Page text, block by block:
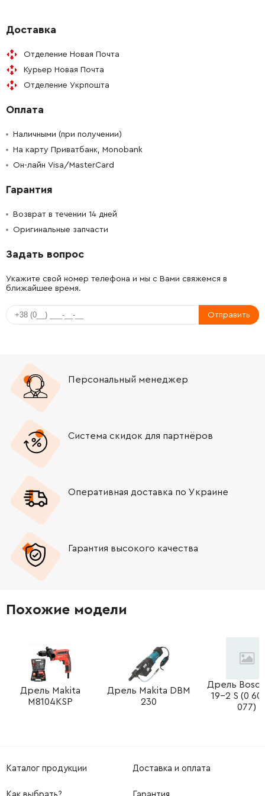
Доставка
Отделение Новая Почта
Курьер Новая Почта
Отделение Укрпошта
Оплата
Наличными (при получении)
На карту Приватбанк, Monobank
Он-лайн Visa/MasterCard
Гарантия
Возврат в течении 14 дней
Оригинальные запчасти
Задать вопрос
Укажите свой номер телефона и мы с Вами свяжемся в
ближайшее время.
Отправить
Персональный менеджер
Система скидок для партнёров
Оперативная доставка по Украине
Гарантия высокого качества
Похожие модели
Дрель Makita
M8104KSP
Дрель Makita DBM
230
Дрель
19-2 S (0
077)
Каталог продукции Доставка и оплата